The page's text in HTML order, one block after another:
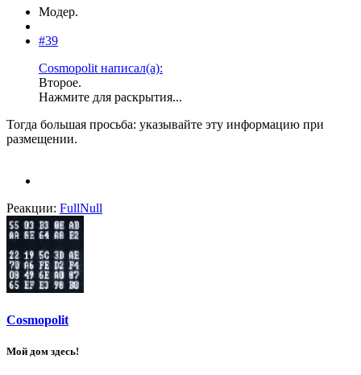
Модер.
#39
Cosmopolit написал(а):
Второе.
Нажмите для раскрытия...
Тогда большая просьба: указывайте эту информацию при
размещении.
Реакции: FullNull
Cosmopolit
Мой дом здесь!